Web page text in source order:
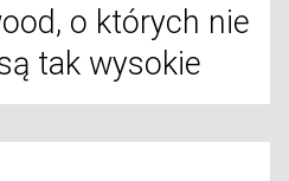
o których nie
tak wysokie